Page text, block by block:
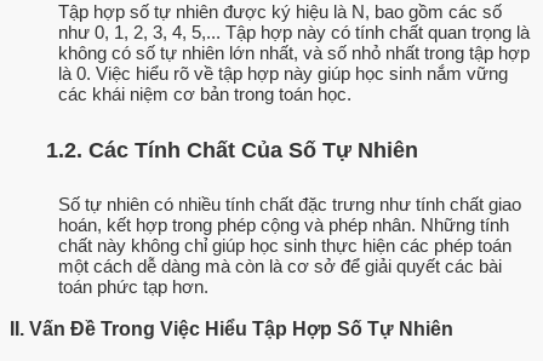
Tập hợp số tự nhiên được ký hiệu là N, bao gồm các số
như 0, 1, 2, 3, 4, 5,... Tập hợp này có tính chất quan trọng là
không có số tự nhiên lớn nhất, và số nhỏ nhất trong tập hợp
là 0. Việc hiểu rõ về tập hợp này giúp học sinh nắm vững
các khái niệm cơ bản trong toán học.
1.2. Các Tính Chất Của Số Tự Nhiên
Số tự nhiên có nhiều tính chất đặc trưng như tính chất giao
hoán, kết hợp trong phép cộng và phép nhân. Những tính
chất này không chỉ giúp học sinh thực hiện các phép toán
một cách dễ dàng mà còn là cơ sở để giải quyết các bài
toán phức tạp hơn.
II. Vấn Đề Trong Việc Hiểu Tập Hợp Số Tự Nhiên